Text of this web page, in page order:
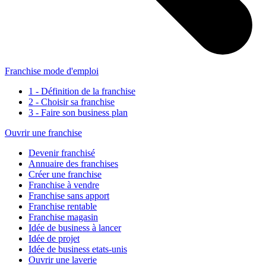
Franchise mode d'emploi
1 - Définition de la franchise
2 - Choisir sa franchise
3 - Faire son business plan
Ouvrir une franchise
Devenir franchisé
Annuaire des franchises
Créer une franchise
Franchise à vendre
Franchise sans apport
Franchise rentable
Franchise magasin
Idée de business à lancer
Idée de projet
Idée de business etats-unis
Ouvrir une laverie